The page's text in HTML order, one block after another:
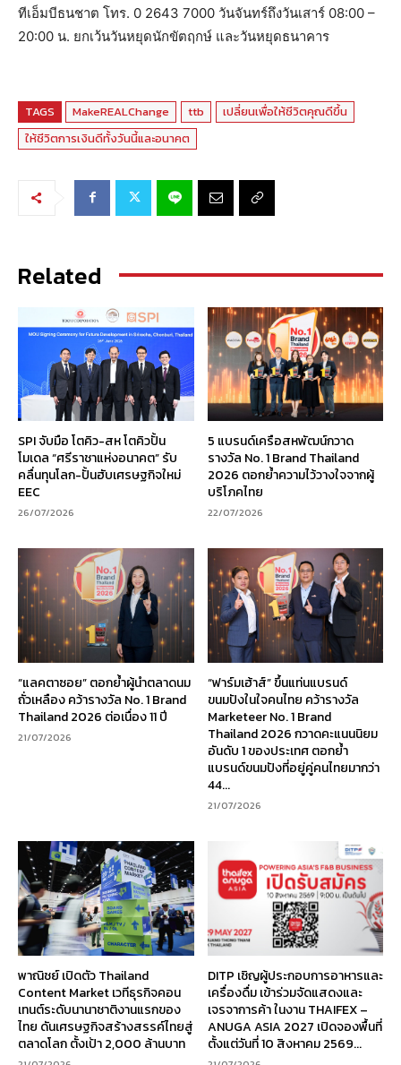
ทีเอ็มบีธนชาต โทร. 0 2643 7000 วันจันทร์ถึงวันเสาร์ 08:00 –
20:00 น. ยกเว้นวันหยุดนักขัตฤกษ์ และวันหยุดธนาคาร
TAGS MakeREALChange ttb
เปลี่ยนเพื่อให้ชีวิตคุณดีขึ้น
ให้ชีวิตการเงินดีทั้งวันนี้และอนาคต
Related
SPI จับมือ โตคิว-สห โตคิวปั้น
โมเดล “ศรีราชาแห่งอนาคต” รับ
คลื่นทุนโลก-ปั้นฮับเศรษฐกิจใหม่
EEC
26/07/2026
5 แบรนด์เครือสหพัฒน์กวาด
รางวัล No. 1 Brand Thailand
2026 ตอกย้ำความไว้วางใจจากผู้
บริโภคไทย
22/07/2026
“แลคตาซอย” ตอกย้ำผู้นำตลาดนม
ถั่วเหลือง คว้ารางวัล No. 1 Brand
Thailand 2026 ต่อเนื่อง 11 ปี
21/07/2026
“ฟาร์มเฮ้าส์” ขึ้นแท่นแบรนด์
ขนมปังในใจคนไทย คว้ารางวัล
Marketeer No. 1 Brand
Thailand 2026 กวาดคะแนนนิยม
อันดับ 1 ของประเทศ ตอกย้ำ
แบรนด์ขนมปังที่อยู่คู่คนไทยมากว่า
44...
21/07/2026
พาณิชย์ เปิดตัว Thailand
Content Market เวทีธุรกิจคอน
เทนต์ระดับนานาชาติงานแรกของ
ไทย ดันเศรษฐกิจสร้างสรรค์ไทยสู่
ตลาดโลก ตั้งเป้า 2,000 ล้านบาท
DITP เชิญผู้ประกอบการอาหารและ
เครื่องดื่ม เข้าร่วมจัดแสดงและ
เจรจาการค้า ในงาน THAIFEX –
ANUGA ASIA 2027 เปิดจองพื้นที่
ตั้งแต่วันที่ 10 สิงหาคม 2569...